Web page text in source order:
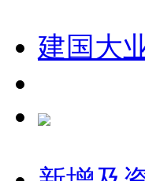
建国大